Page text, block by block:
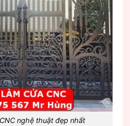
nghệ thuật đẹp nhất